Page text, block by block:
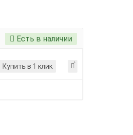
Есть в наличии
Купить в 1 клик